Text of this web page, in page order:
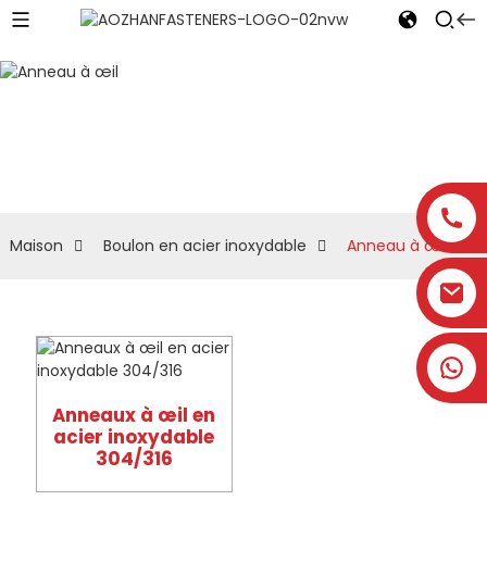
Maison Boulon en acier inoxydable Anneau à œil
Anneaux à œil en
acier inoxydable
304/316